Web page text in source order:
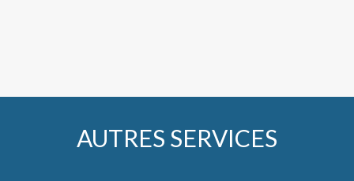
AUTRES SERVICES